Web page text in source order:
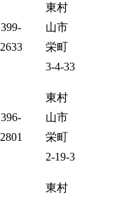
399-
2633
東村
山市
栄町
3-4-33
396-
2801
東村
山市
栄町
2-19-3
東村